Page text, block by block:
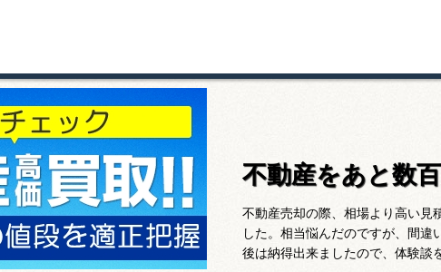
不動産をあと数
不動産売却の際、相場より高い見
した。相当悩んだのですが、間違
後は納得出来ましたので、体験談